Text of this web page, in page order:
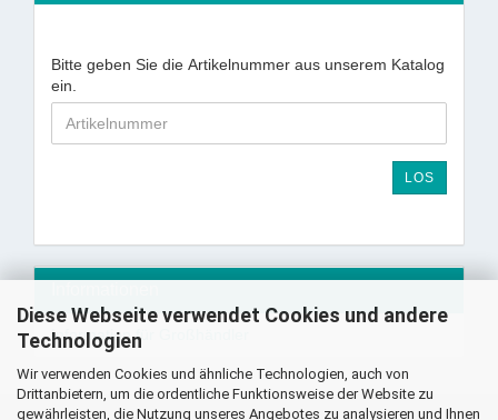
Diese Webseite verwendet Cookies und andere
Technologien
Wir verwenden Cookies und ähnliche Technologien, auch von
Drittanbietern, um die ordentliche Funktionsweise der Website zu
gewährleisten, die Nutzung unseres Angebotes zu analysieren und Ihnen
Bitte geben Sie die Artikelnummer aus unserem Katalog
ein.
LOS
Information für Großhändler